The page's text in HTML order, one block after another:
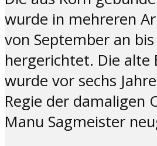
wurde in mehreren
von September an
hergerichtet. Die alte
wurde vor sechs
Regie der damaligen
Manu Sagmeister